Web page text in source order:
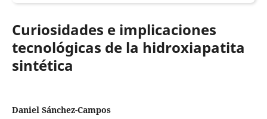
Curiosidades e implicaciones
tecnológicas de la hidroxiapatita
sintética
Daniel Sánchez-Campos